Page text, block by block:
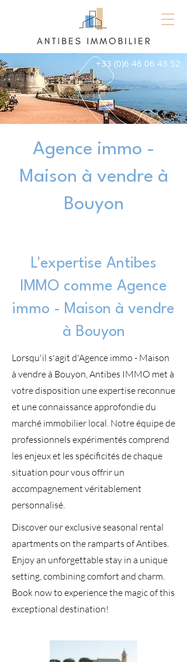
+33 (0)6 46 06 43 52
Agence immo -
Maison à vendre à
Bouyon
L'expertise Antibes
IMMO comme Agence
immo - Maison à vendre
à Bouyon
Lorsqu'il s'agit d'Agence immo - Maison
à vendre à Bouyon, Antibes IMMO met à
votre disposition une expertise reconnue
et une connaissance approfondie du
marché immobilier local. Notre équipe de
professionnels expérimentés comprend
les enjeux et les spécificités de chaque
situation pour vous offrir un
accompagnement véritablement
personnalisé.
Discover our exclusive seasonal rental
apartments on the ramparts of Antibes.
Enjoy an unforgettable stay in a unique
setting, combining comfort and charm.
Book now to experience the magic of this
exceptional destination!